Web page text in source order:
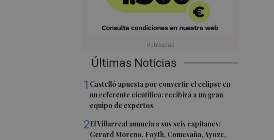
Últimas Noticias
1 Castelló apuesta por convertir el eclipse en
un referente científico: recibirá a un gran
equipo de expertos
2El Villarreal anuncia a sus seis capitanes:
Gerard Moreno, Foyth, Comesaña, Ayoze,